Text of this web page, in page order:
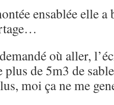
ensablée elle
où aller,
plus de 5m3 de
moi ça ne me